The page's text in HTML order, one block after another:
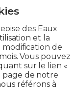
chez
des Eaux
et la
modification de
Vous pouvez
sur le lien «
page de notre
référons à